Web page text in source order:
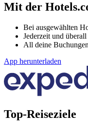
Mit der
Bei ausgewählten
Jederzeit und
All deine
App herunterladen
Top-Reiseziele